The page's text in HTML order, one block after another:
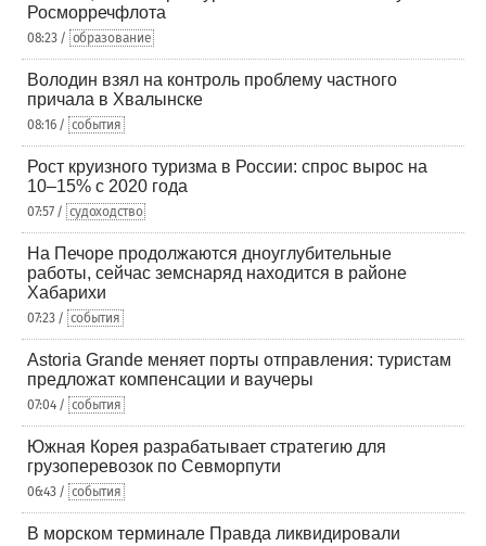
Росморречфлота
08:23 / образование
Володин взял на контроль проблему частного
причала в Хвалынске
08:16 / события
Рост круизного туризма в России: спрос вырос на
10–15% с 2020 года
07:57 / судоходство
На Печоре продолжаются дноуглубительные
работы, сейчас земснаряд находится в районе
Хабарихи
07:23 / события
Astoria Grande меняет порты отправления: туристам
предложат компенсации и ваучеры
07:04 / события
Южная Корея разрабатывает стратегию для
грузоперевозок по Севморпути
06:43 / события
В морском терминале Правда ликвидировали